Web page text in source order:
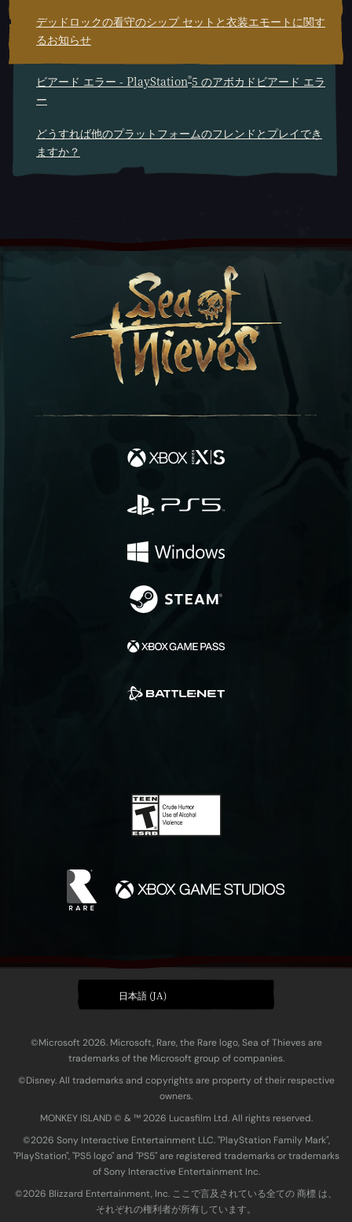
デッドロックの看守のシップ セットと衣装エモートに関す
るお知らせ
ビアード エラー - PlayStation®5 のアボカドビアード エラ
ー
どうすれば他のプラットフォームのフレンドとプレイでき
ますか？
日本語 (JA)
©Microsoft 2026. Microsoft, Rare, the Rare logo, Sea of Thieves are
trademarks of the Microsoft group of companies.
©Disney. All trademarks and copyrights are property of their respective
owners.
MONKEY ISLAND © & ™ 20‍26 Lucasfilm Ltd. All rights reserved.
©2026 Sony Interactive Entertainment LLC. "PlayStation Family Mark",
"PlayStation", "PS5 logo" and "PS5" are registered trademarks or trademarks
of Sony Interactive Entertainment Inc.
©2026 Blizzard Entertainment, Inc. ここで言及されている全ての 商標 は、
それぞれの権利者が所有しています。